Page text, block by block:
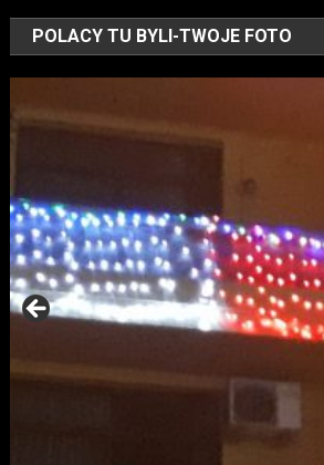
POLACY TU BYLI-TWOJE FOTO